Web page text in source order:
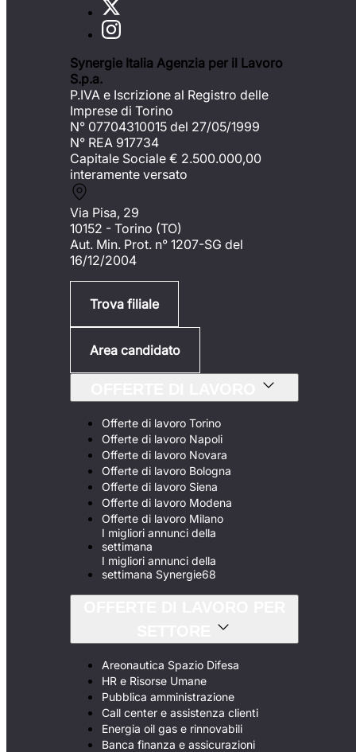
Synergie Italia Agenzia per il Lavoro
S.p.a.
P.IVA e Iscrizione al Registro delle
Imprese di Torino
N° 07704310015 del 27/05/1999
N° REA 917734
Capitale Sociale € 2.500.000,00
interamente versato
Via Pisa, 29
10152 - Torino (TO)
Aut. Min. Prot. n° 1207-SG del
16/12/2004
Trova filiale
Area candidato
Offerte di lavoro Torino
Offerte di lavoro Napoli
Offerte di lavoro Novara
Offerte di lavoro Bologna
Offerte di lavoro Siena
Offerte di lavoro Modena
Offerte di lavoro Milano
I migliori annunci della
settimana
I migliori annunci della
settimana Synergie68
Areonautica Spazio Difesa
HR e Risorse Umane
Pubblica amministrazione
Call center e assistenza clienti
Energia oil gas e rinnovabili
Banca finanza e assicurazioni